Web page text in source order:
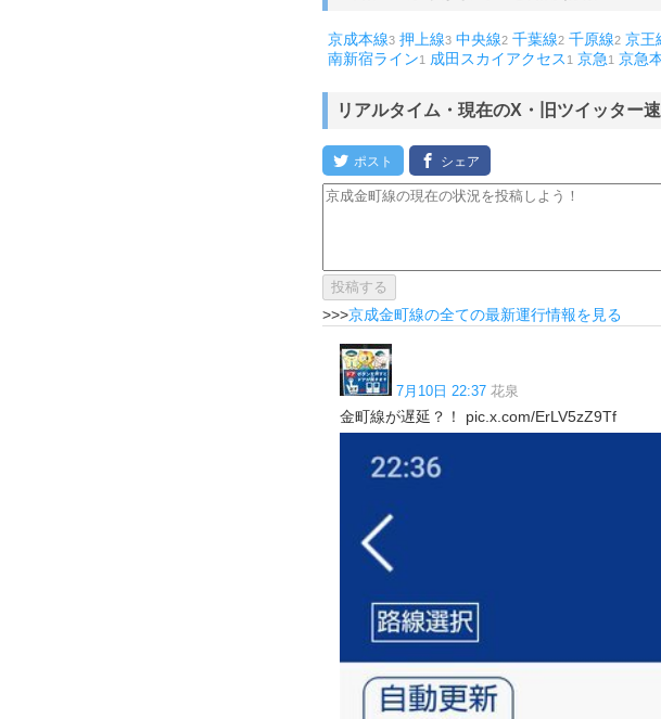
京成本線3 押上線3 中央線2 千葉線2 千原線2 京王
南新宿ライン1 成田スカイアクセス 1 京急1 京急
リアルタイム・現在のX・旧ツイッター
>>>京成金町線の全ての最新運行情報を見る
7月10日 22:37 花泉
金町線が遅延？！ pic.x.com/ErLV5zZ9Tf